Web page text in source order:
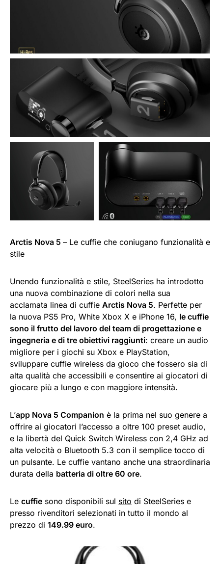
Arctis Nova 5 – Le cuffie che coniugano funzionalità e
stile
Unendo funzionalità e stile, SteelSeries ha introdotto
una nuova combinazione di colori nella sua
acclamata linea di cuffie Arctis Nova 5. Perfette per
la nuova PS5 Pro, White Xbox X e iPhone 16, le cuffie
sono il frutto del lavoro del team di progettazione e
ingegneria e di tre obiettivi raggiunti: creare un audio
migliore per i giochi su Xbox e PlayStation,
sviluppare cuffie wireless da gioco che fossero sia di
alta qualità che accessibili e consentire ai giocatori di
giocare più a lungo e con maggiore intensità.
L’app Nova 5 Companion è la prima nel suo genere a
offrire ai giocatori l’accesso a oltre 100 preset audio,
e la libertà del Quick Switch Wireless con 2,4 GHz ad
alta velocità o Bluetooth 5.3 con il semplice tocco di
un pulsante. Le cuffie vantano anche una straordinaria
durata della batteria di oltre 60 ore.
Le cuffie sono disponibili sul sito di SteelSeries e
presso rivenditori selezionati in tutto il mondo al
prezzo di 149.99 euro.